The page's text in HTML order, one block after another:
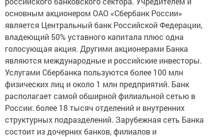
основным акционером ОАО «Сбербанк России»
является Центральный банк Российской Федерации,
владеющий 50% уставного капитала плюс одна
голосующая акция. Другими акционерами Банка
являются международные и российские инвесторы.
Услугами Сбербанка пользуются более 100 млн
физических лиц и около 1 млн предприятий. Банк
располагает самой обширной филиальной сетью в
России: более 18 тысяч отделений и внутренних
структурных подразделений. Зарубежная сеть Банка
состоит из дочерних банков, филиалов и